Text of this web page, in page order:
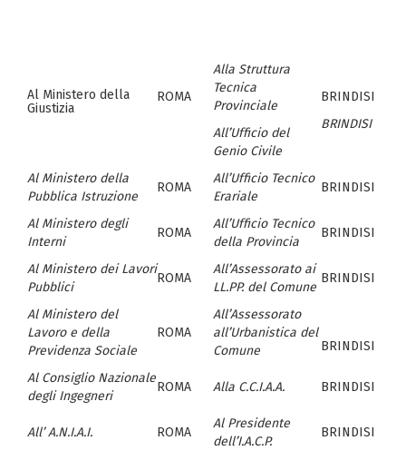
Al Ministero della
Giustizia
ROMA
Alla Struttura
Tecnica
Provinciale
All’Ufficio del
Genio Civile
BRINDISI
BRINDISI
Al Ministero della
Pubblica Istruzione
ROMA
All’Ufficio Tecnico
Erariale
BRINDISI
Al Ministero degli
Interni
ROMA
All’Ufficio Tecnico
della Provincia
BRINDISI
Al Ministero dei Lavori
Pubblici
ROMA
All’Assessorato ai
LL.PP. del Comune
BRINDISI
Al Ministero del
Lavoro e della
Previdenza Sociale
ROMA
All’Assessorato
all’Urbanistica del
Comune
BRINDISI
Al Consiglio Nazionale
degli Ingegneri
ROMA Alla C.C.I.A.A. BRINDISI
All’ A.N.I.A.I. ROMA
Al Presidente
dell’I.A.C.P.
BRINDISI